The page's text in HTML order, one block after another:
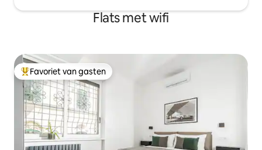
Flats met wifi
Topfavoriet van gasten
Favoriet van gasten